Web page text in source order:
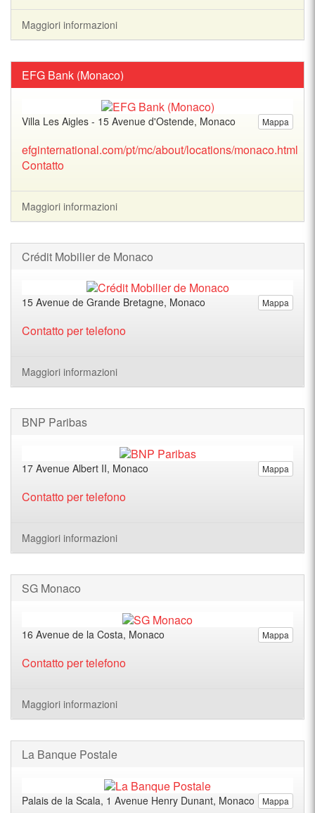
Maggiori informazioni
EFG Bank (Monaco)
Mappa
Villa Les Aigles - 15 Avenue d'Ostende, Monaco
efginternational.com/pt/mc/about/locations/monaco.html
Contatto
Maggiori informazioni
Crédit Mobilier de Monaco
Mappa
15 Avenue de Grande Bretagne, Monaco
Contatto per telefono
Maggiori informazioni
BNP Paribas
Mappa
17 Avenue Albert II, Monaco
Contatto per telefono
Maggiori informazioni
SG Monaco
Mappa
16 Avenue de la Costa, Monaco
Contatto per telefono
Maggiori informazioni
La Banque Postale
Mappa
Palais de la Scala, 1 Avenue Henry Dunant, Monaco